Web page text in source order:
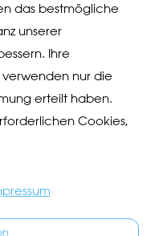
Unterhaltung und
, z.B. Chriesiwurst,
Baarer Bier, Etter
Krypto & Klischees"
das bestmögliche
unserer
Ihre
verwenden nur die
erteilt haben.
Cookies,